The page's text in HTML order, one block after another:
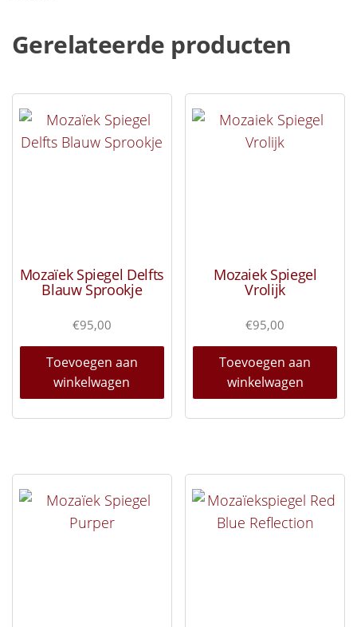
Gerelateerde producten
Mozaïek Spiegel Delfts
Blauw Sprookje
€95,00
Toevoegen aan
winkelwagen
Mozaiek Spiegel
Vrolijk
€95,00
Toevoegen aan
winkelwagen